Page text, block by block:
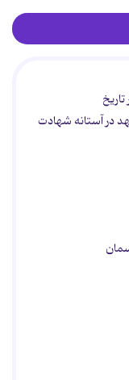
در آستانه شهادت